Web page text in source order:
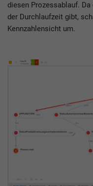
diesen Prozessablauf.
der Durchlaufzeit gibt,
Kennzahlensicht um.